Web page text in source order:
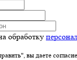
обработку
вы даете